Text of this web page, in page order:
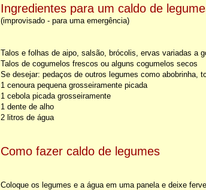
Ingredientes para um caldo de
(improvisado - para uma emergência)
Talos e folhas de aipo, salsão, brócolis, ervas variadas a
Talos de cogumelos frescos ou alguns cogumelos secos
Se desejar: pedaços de outros legumes como abobrinha,
1 cenoura pequena grosseiramente picada
1 cebola picada grosseiramente
1 dente de alho
2 litros de água
Como fazer caldo de legumes
Coloque os legumes e a água em uma panela e deixe